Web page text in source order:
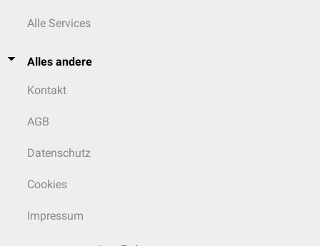
Alle Services
Alles andere
Kontakt
AGB
Datenschutz
Cookies
Impressum